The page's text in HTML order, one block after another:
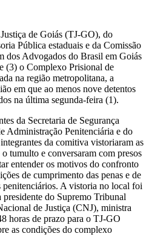
de Goiás (TJ-GO), do
Pública estaduais e da Comissão
dos Advogados do Brasil em Goiás
(3) o Complexo Prisional de
na região metropolitana, a
em que ao menos nove detentos
na última segunda-feira (1).
da Secretaria de Segurança
Administração Penitenciária e do
da comitiva vistoriaram as
tumulto e conversaram com presos
entender os motivos do confronto
de cumprimento das penas e de
penitenciários. A vistoria no local foi
do Supremo Tribunal
de Justiça (CNJ), ministra
horas de prazo para o TJ-GO
as condições do complexo